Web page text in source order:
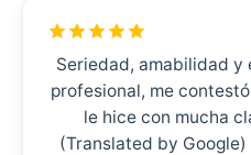
Seriedad, amabilidad y
profesional, me
le hice con mucha
(Translated by